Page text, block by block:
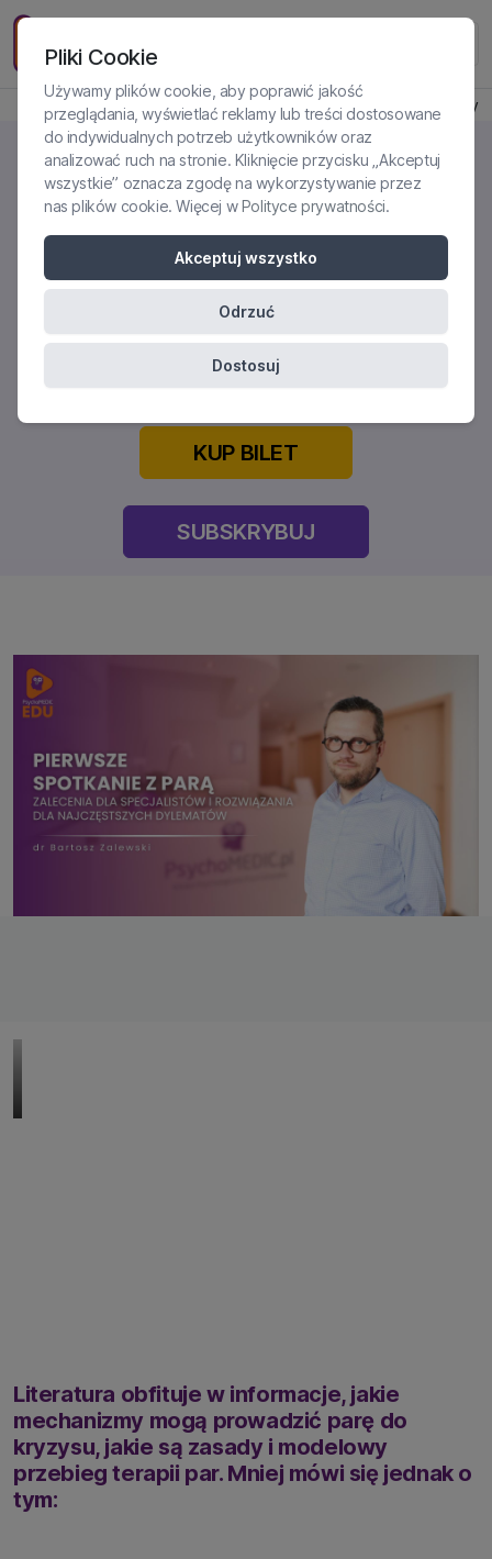
Produkt jest dostępny
PIERWSZE SPOTKANIE Z PARĄ -
ZALECENIA DLA SPECJALISTÓW I
ROZWIĄZANIA DLA
NAJCZĘSTSZYCH DYLEMATÓW
Certyfikowane szkolenie online
KUP BILET
SUBSKRYBUJ
Literatura obfituje w informacje, jakie
mechanizmy mogą prowadzić parę do
kryzysu, jakie są zasady i modelowy
przebieg terapii par. Mniej mówi się jednak o
tym:
Pliki Cookie
Używamy plików cookie, aby poprawić jakość
przeglądania, wyświetlać reklamy lub treści dostosowane
do indywidualnych potrzeb użytkowników oraz
analizować ruch na stronie. Kliknięcie przycisku „Akceptuj
wszystkie” oznacza zgodę na wykorzystywanie przez
nas plików cookie. Więcej wPolityce prywatności.
Akceptuj wszystko
Odrzuć
Dostosuj